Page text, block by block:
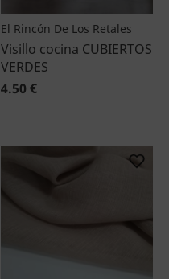
El Rincón De Los Retales
Visillo cocina CUBIERTOS
VERDES
4.50 €